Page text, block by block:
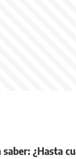
¿Hasta